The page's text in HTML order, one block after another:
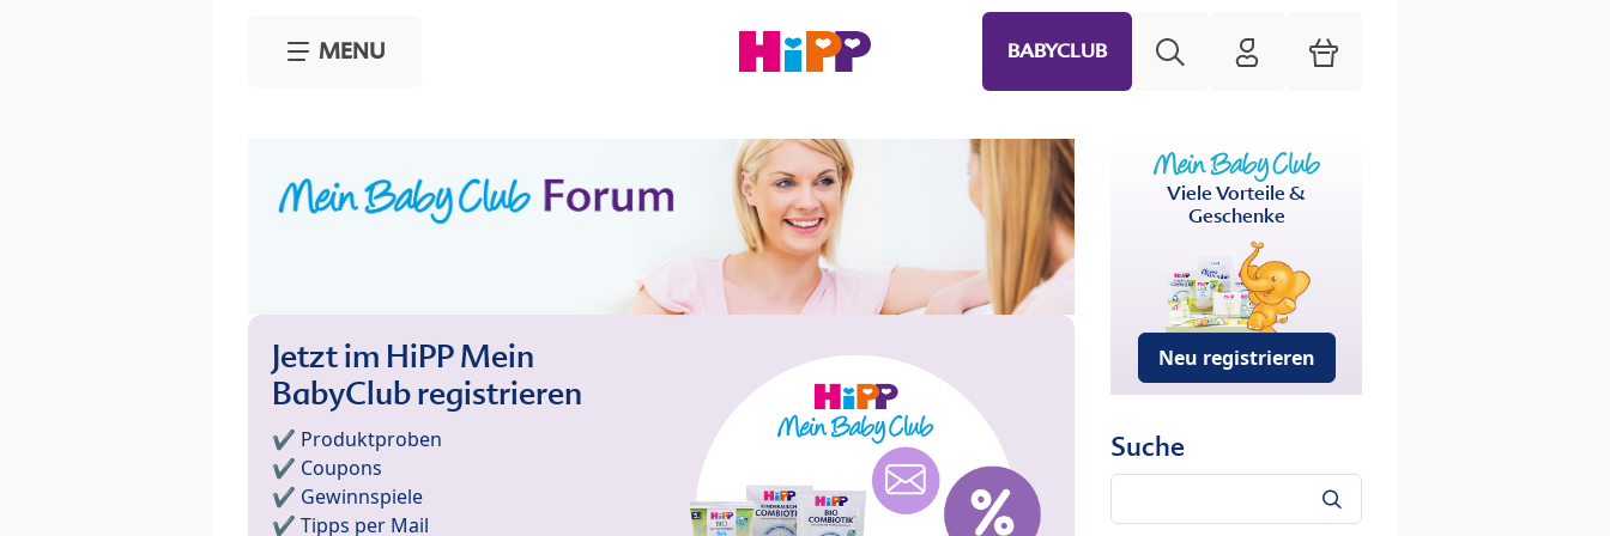
MENU BABYCLUB HiPP Mein Babyclub
Warenkorb
Jetzt im HiPP Mein
BabyClub registrieren
✔️ Produktproben
✔️ Coupons
✔️ Gewinnspiele
✔️ Tipps per Mail
Viele Vorteile &
Geschenke
Neu registrieren
Suche